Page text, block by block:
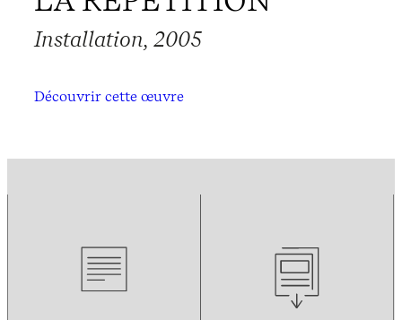
Installation, 2005
Découvrir cette œuvre